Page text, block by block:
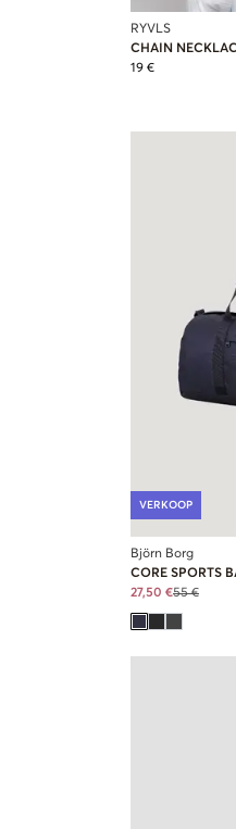
RYVLS
CHAIN
19 €
VERKOOP
Björn Borg
CORE SPORTS
27,50 €55 €